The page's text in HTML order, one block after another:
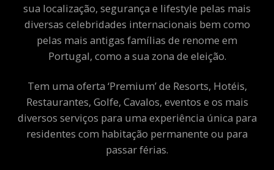
sua localização, segurança e lifestyle pelas mais
diversas celebridades internacionais bem como
pelas mais antigas famílias de renome em
Portugal, como a sua zona de eleição.
Tem uma oferta ‘Premium’ de Resorts, Hotéis,
Restaurantes, Golfe, Cavalos, eventos e os mais
diversos serviços para uma experiência única para
residentes com habitação permanente ou para
passar férias.